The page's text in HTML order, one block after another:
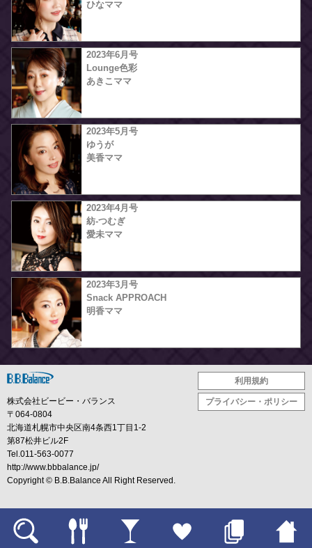
ひなママ
2023年6月号
Lounge色彩
あきこママ
2023年5月号
ゆうが
美香ママ
2023年4月号
紡-つむぎ
愛未ママ
2023年3月号
Snack APPROACH
明香ママ
株式会社ビービー・バランス
〒064-0804
北海道札幌市中央区南4条西1丁目1-2
第87松井ビル2F
Tel.011-563-0077
http://www.bbbalance.jp/
Copyright © B.B.Balance All Right Reserved.
利用規約
プライバシー・ポリシー